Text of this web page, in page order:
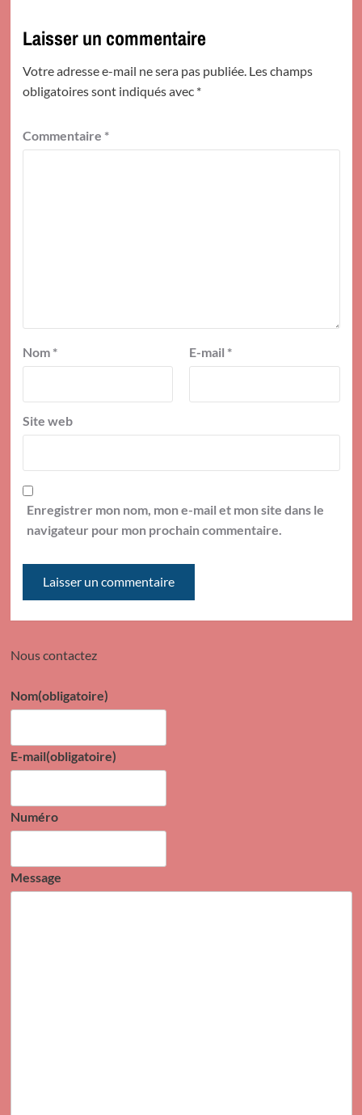
Laisser un commentaire
Votre adresse e-mail ne sera pas publiée. Les champs
obligatoires sont indiqués avec *
Commentaire *
Nom * E-mail *
Site web
Enregistrer mon nom, mon e-mail et mon site dans le
navigateur pour mon prochain commentaire.
Nous contactez
Nom(obligatoire)
E-mail(obligatoire)
Numéro
Message